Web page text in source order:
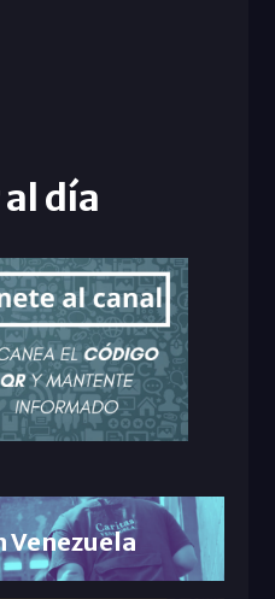
día
Venezuela